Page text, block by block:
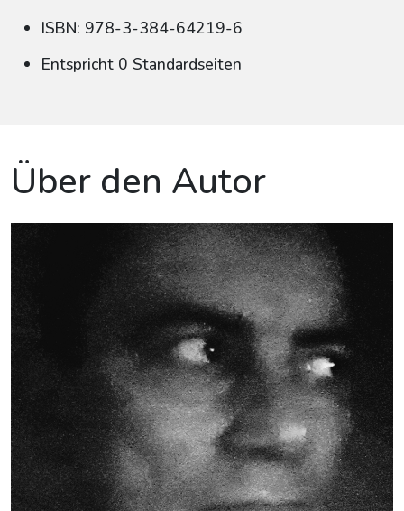
ISBN: 978-3-384-64219-6
Entspricht 0 Standardseiten
Über den Autor